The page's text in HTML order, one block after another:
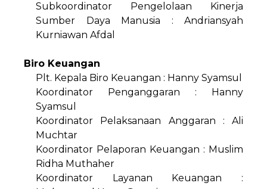
Subkoordinator Pengelolaan Kinerja
Sumber Daya Manusia : Andriansyah
Kurniawan Afdal
Biro Keuangan
Plt. Kepala Biro Keuangan : Hanny Syamsul
Koordinator Penganggaran : Hanny
Syamsul
Koordinator Pelaksanaan Anggaran : Ali
Muchtar
Koordinator Pelaporan Keuangan : Muslim
Ridha Muthaher
Koordinator Layanan Keuangan :